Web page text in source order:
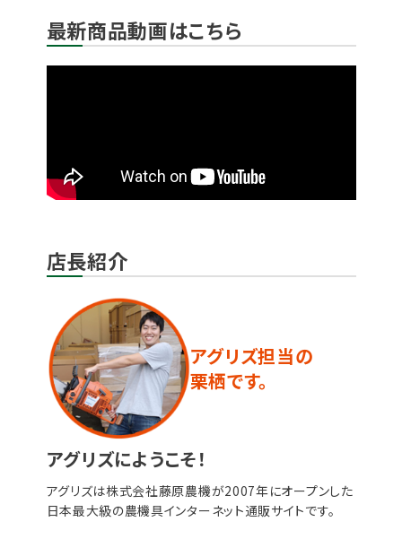
最新商品動画はこちら
店長紹介
アグリズ担当の
栗栖です。
アグリズにようこそ！
アグリズは株式会社藤原農機が2007年にオープンした
日本最大級の農機具インターネット通販サイトです。